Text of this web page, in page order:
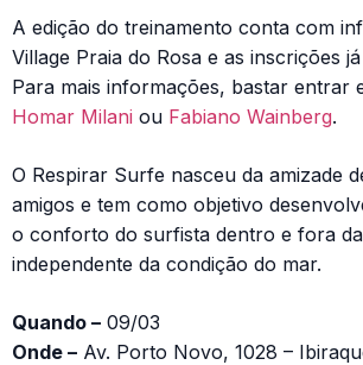
A edição do treinamento conta com
Village Praia do Rosa e as inscrições
Para mais informações, bastar entrar
Homar Milani ou Fabiano Wainberg.
O Respirar Surfe nasceu da amizade
amigos e tem como objetivo
o conforto do surfista dentro e fora
independente da condição do mar.
Quando – 09/03
Onde – Av. Porto Novo, 1028 –